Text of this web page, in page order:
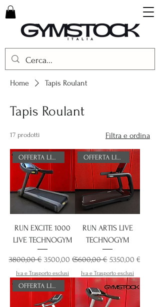
Home Tapis Roulant
Tapis Roulant
17 prodotti Filtra e ordina
OFFERTA LIMITATA
RUN EXCITE 1000
LIVE TECHNOGYM
Prezzo regolare
3800,00 € Prezzo scontato
3500,00 €
Iva e Trasporto esclusi
OFFERTA LIMITATA
RUN ARTIS LIVE
TECHNOGYM
Prezzo regolare
5600,00 € Prezzo scontato
5350,00 €
Iva e Trasporto esclusi
OFFERTA LIMITATA